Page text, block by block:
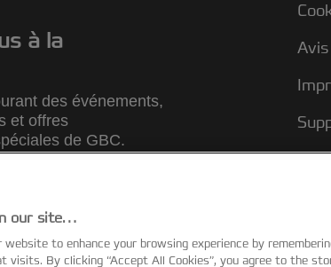
à la
des événements,
et offres
de GBC.
our site…
website to enhance your browsing experience by
visits. By clicking “Accept All Cookies”, you agree to the